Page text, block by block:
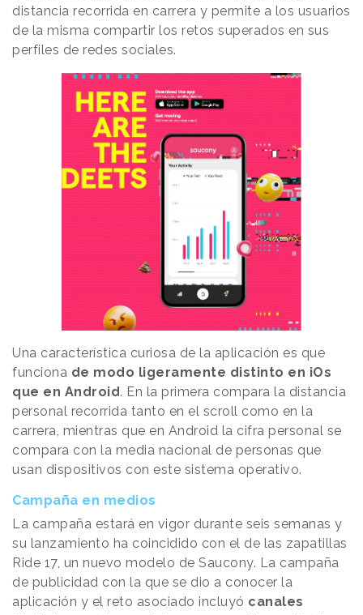
distancia recorrida en carrera y permite a los usuarios
de la misma compartir los retos superados en sus
perfiles de redes sociales.
Una característica curiosa de la aplicación es que
funciona de modo ligeramente distinto en iOs
que en Android. En la primera compara la distancia
personal recorrida tanto en el scroll como en la
carrera, mientras que en Android la cifra personal se
compara con la media nacional de personas que
usan dispositivos con este sistema operativo.
Campaña en medios
La campaña estará en vigor durante seis semanas y
su lanzamiento ha coincidido con el de las zapatillas
Ride 17, un nuevo modelo de Saucony. La campaña
de publicidad con la que se dio a conocer la
aplicación y el reto asociado incluyó canales